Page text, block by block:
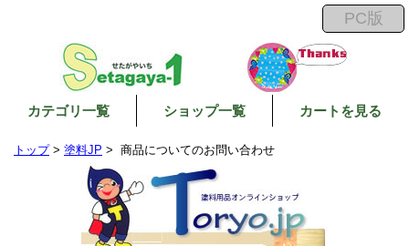
カテゴリ一覧 ショップ一覧 カートを見る
トップ> 塗料JP > 商品についてのお問い合わせ